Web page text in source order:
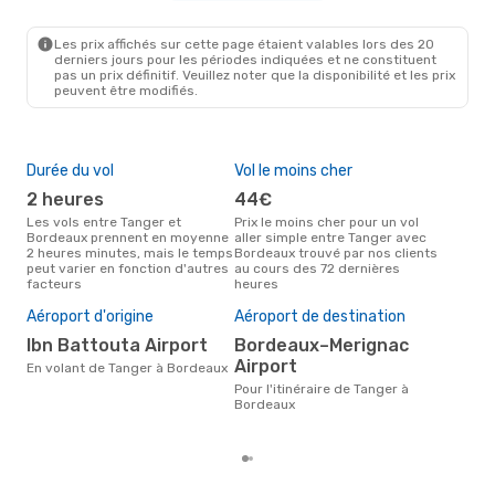
Les prix affichés sur cette page étaient valables lors des 20
derniers jours pour les périodes indiquées et ne constituent
pas un prix définitif. Veuillez noter que la disponibilité et les prix
peuvent être modifiés.
Durée du vol
2 heures
Les vols entre Tanger et
Bordeaux prennent en moyenne
2 heures minutes, mais le temps
peut varier en fonction d'autres
facteurs
Vol le moins cher
44€
Prix le moins cher pour un vol
aller simple entre Tanger avec
Bordeaux trouvé par nos clients
au cours des 72 dernières
heures
Aéroport d'origine
Ibn Battouta Airport
En volant de Tanger à Bordeaux
Aéroport de destination
Bordeaux–Merignac
Airport
Pour l'itinéraire de Tanger à
Bordeaux